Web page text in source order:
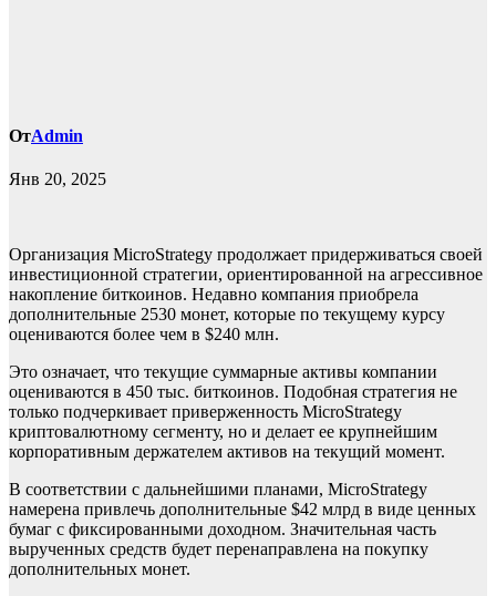
ОтAdmin
Янв 20, 2025
Организация MicroStrategy продолжает придерживаться своей
инвестиционной стратегии, ориентированной на агрессивное
накопление биткоинов. Недавно компания приобрела
дополнительные 2530 монет, которые по текущему курсу
оцениваются более чем в $240 млн.
Это означает, что текущие суммарные активы компании
оцениваются в 450 тыс. биткоинов. Подобная стратегия не
только подчеркивает приверженность MicroStrategy
криптовалютному сегменту, но и делает ее крупнейшим
корпоративным держателем активов на текущий момент.
В соответствии с дальнейшими планами, MicroStrategy
намерена привлечь дополнительные $42 млрд в виде ценных
бумаг с фиксированными доходном. Значительная часть
вырученных средств будет перенаправлена на покупку
дополнительных монет.